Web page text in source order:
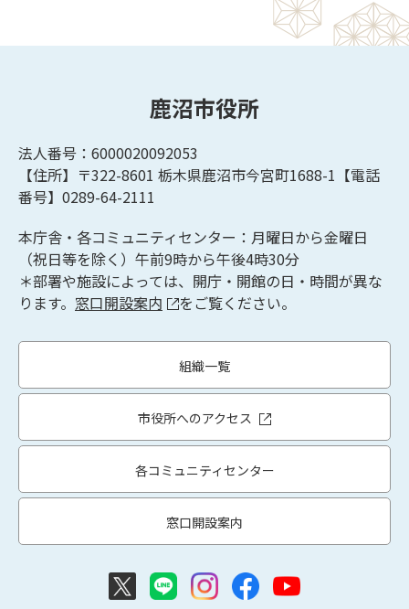
鹿沼市役所
法人番号：6000020092053
【住所】〒322-8601 栃木県鹿沼市今宮町1688-1【電話
番号】0289-64-2111
本庁舎・各コミュニティセンター：月曜日から金曜日
（祝日等を除く）午前9時から午後4時30分
＊部署や施設によっては、開庁・開館の日・時間が異な
ります。 窓口開設案内 をご覧ください。
組織一覧
市役所へのアクセス
各コミュニティセンター
窓口開設案内